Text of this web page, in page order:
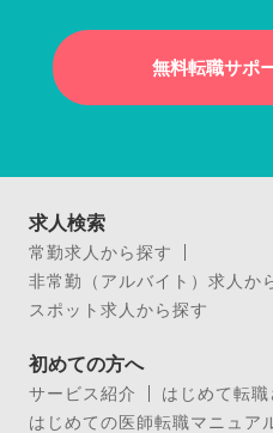
無料転職サポ
求人検索
常勤求人から探す
非常勤（アルバイト）求人か
スポット求人から探す
初めての方へ
サービス紹介
はじめて転
はじめての医師転職マニュア